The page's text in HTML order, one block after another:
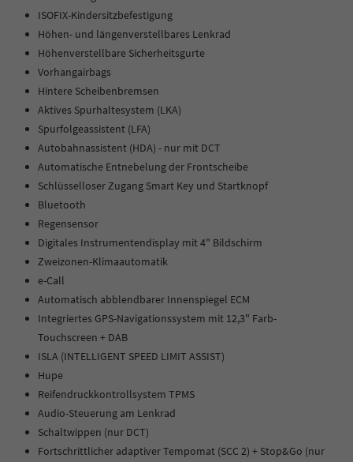
ISOFIX-Kindersitzbefestigung
Höhen- und längenverstellbares Lenkrad
Höhenverstellbare Sicherheitsgurte
Vorhangairbags
Hintere Scheibenbremsen
Aktives Spurhaltesystem (LKA)
Spurfolgeassistent (LFA)
Autobahnassistent (HDA) - nur mit DCT
Automatische Entnebelung der Frontscheibe
Schlüsselloser Zugang Smart Key und Startknopf
Bluetooth
Regensensor
Digitales Instrumentendisplay mit 4" Bildschirm
Zweizonen-Klimaautomatik
e-Call
Automatisch abblendbarer Innenspiegel ECM
Integriertes GPS-Navigationssystem mit 12,3" Farb-
Touchscreen + DAB
ISLA (INTELLIGENT SPEED LIMIT ASSIST)
Hupe
Reifendruckkontrollsystem TPMS
Audio-Steuerung am Lenkrad
Schaltwippen (nur DCT)
Fortschrittlicher adaptiver Tempomat (SCC 2) + Stop&Go (nur